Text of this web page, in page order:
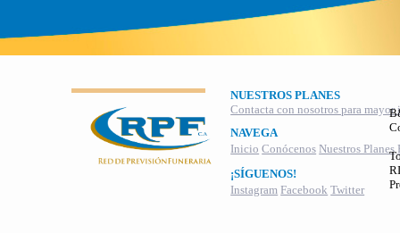
NUESTROS PLANES
Contacta con nosotros para
NAVEGA
Inicio Conócenos Nuestros Planes
¡SÍGUENOS!
Instagram Facebook Twitter